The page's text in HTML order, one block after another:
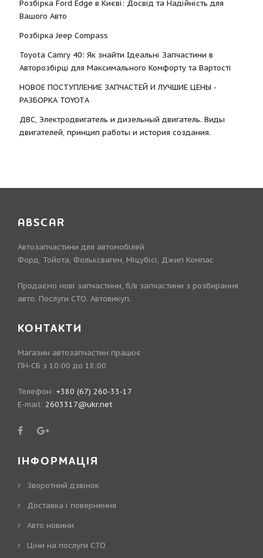
Розбірка Ford Edge в Києві: Досвід та Надійність для
Вашого Авто
Розбірка Jeep Compass
Toyota Camry 40: Як знайти Ідеальні Запчастини в
Авторозбірці для Максимального Комфорту та Вартості
НОВОЕ ПОСТУПЛЕНИЕ ЗАПЧАСТЕЙ И ЛУЧШИЕ ЦЕНЫ -
РАЗБОРКА TOYOTА
ДВС, Электродвигатель и дизельный двигатель. Виды
двигателей, принцип работы и история создания.
ABSCAR
Автозапчастини для автомобілей
Форд, Тойота, Фольксваген, Міцубісі, Джип Компас
Продаємо нові запчастини, б/в запчастини з розбирання
авто. Послуги СТО. Автовикуп.
КОНТАКТИ
Магазин автозапчастин працює
ПН-СБ з 10:00 до 18:00
Телефон: +380 (67) 260-33-17
E-mail: 2603317@ukr.net
ІНФОРМАЦІЯ
Зворотний дзвінок
Доставка і повернення
Авто новини
Ціни на послуги СТО